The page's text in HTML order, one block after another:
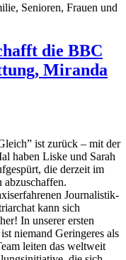
Senioren, Frauen und
die BBC
Miranda
ist zurück – mit der
haben Liske und Sarah
die derzeit im
Journalistik-
kann sich
In unserer ersten
niemand Geringeres als
leiten das weltweit